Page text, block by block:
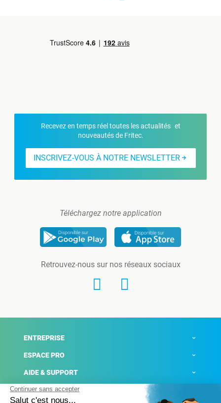
Recevez en temps réel toutes les actualités et
nouveautés de Fritec.
INSCRIVEZ-VOUS À NOTRE NEWSLETTER
Téléchargez notre application
Retrouvez-nous sur nos réseaux sociaux
ENTREPRISE
ESPACE PRO
AIDE & SUPPORT
ACTUALITÉS